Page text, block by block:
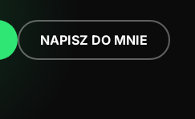
NAPISZ DO MNIE